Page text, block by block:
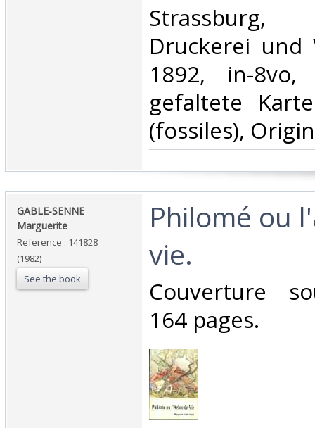
‎Strassburg,
Druckerei und
1892, in-
gefaltete
(fossiles),
‎GABLE-SENNE
Marguerite ‎
Reference : 141828
(1982)
See the book
‎Philomé ou
vie.‎
‎Couverture
164 pages.‎